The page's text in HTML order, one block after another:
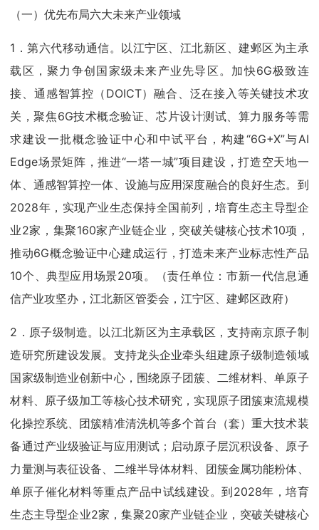
（一）优先布局六大未来产业领域
1．第六代移动通信。以江宁区、江北新区、建邺区为主承
载区，聚力争创国家级未来产业先导区。加快6G极致连
接、通感智算控（DOICT）融合、泛在接入等关键技术攻
关，聚焦6G技术概念验证、芯片设计测试、算力服务等需
求建设一批概念验证中心和中试平台，构建“6G+X”与AI
Edge场景矩阵，推进“一塔一城”项目建设，打造空天地一
体、通感智算控一体、设施与应用深度融合的良好生态。到
2028年，实现产业生态保持全国前列，培育生态主导型企
业2家，集聚160家产业链企业，突破关键核心技术10项，
推动6G概念验证中心建成运行，打造未来产业标志性产品
10个、典型应用场景20项。（责任单位：市新一代信息通
信产业攻坚办，江北新区管委会，江宁区、建邺区政府）
2．原子级制造。以江北新区为主承载区，支持南京原子制
造研究所建设发展。支持龙头企业牵头组建原子级制造领域
国家级制造业创新中心，围绕原子团簇、二维材料、单原子
材料、原子级加工等核心技术研究，实现原子团簇束流规模
化操控系统、团簇精准清洗机等多个首台（套）重大技术装
备通过产业级验证与应用测试；启动原子层沉积设备、原子
力量测与表征设备、二维半导体材料、团簇金属功能粉体、
单原子催化材料等重点产品中试线建设。到2028年，培育
生态主导型企业2家，集聚20家产业链企业，突破关键核心